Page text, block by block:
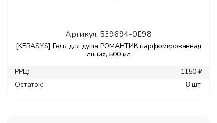
Артикул. 539694-0E98
[KERASYS] Гель для душа РОМАНТИК парфюмированная
линия, 500 мл
РРЦ:
1150 ₽
Остаток:
8 шт.